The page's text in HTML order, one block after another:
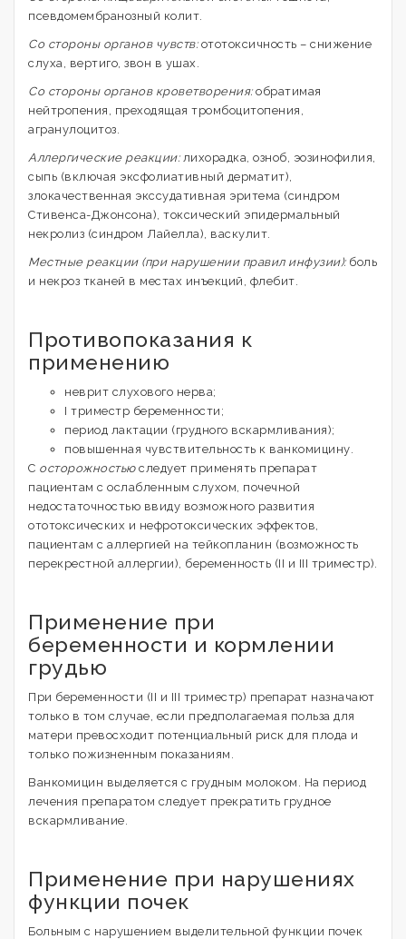
псевдомембранозный колит.
Со стороны органов чувств:ототоксичность – снижение
слуха, вертиго, звон в ушах.
Со стороны органов кроветворения:обратимая
нейтропения, преходящая тромбоцитопения,
агранулоцитоз.
Аллергические реакции:лихорадка, озноб, эозинофилия,
сыпь (включая эксфолиативный дерматит),
злокачественная экссудативная эритема (синдром
Стивенса-Джонсона), токсический эпидермальный
некролиз (синдром Лайелла), васкулит.
Местные реакции (при нарушении правил инфузии):боль
и некроз тканей в местах инъекций, флебит.
Противопоказания к
применению
неврит слухового нерва;
I триместр беременности;
период лактации (грудного вскармливания);
повышенная чувствительность к ванкомицину.
С осторожностьюследует применять препарат
пациентам с ослабленным слухом, почечной
недостаточностью ввиду возможного развития
ототоксических и нефротоксических эффектов,
пациентам с аллергией на тейкопланин (возможность
перекрестной аллергии), беременность (II и III триместр).
Применение при
беременности и кормлении
грудью
При беременности (II и III триместр) препарат назначают
только в том случае, если предполагаемая польза для
матери превосходит потенциальный риск для плода и
только пожизненным показаниям.
Ванкомицин выделяется с грудным молоком. На период
лечения препаратом следует прекратить грудное
вскармливание.
Применение при нарушениях
функции почек
Больным с нарушением выделительной функции почек